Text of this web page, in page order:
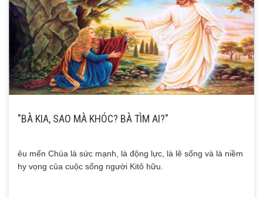
"BÀ KIA, SAO MÀ KHÓC? BÀ TÌM AI?"
êu mến Chúa là sức mạnh, là động lực, là lẽ sống và là niềm
hy vọng của cuộc sống người Kitô hữu.